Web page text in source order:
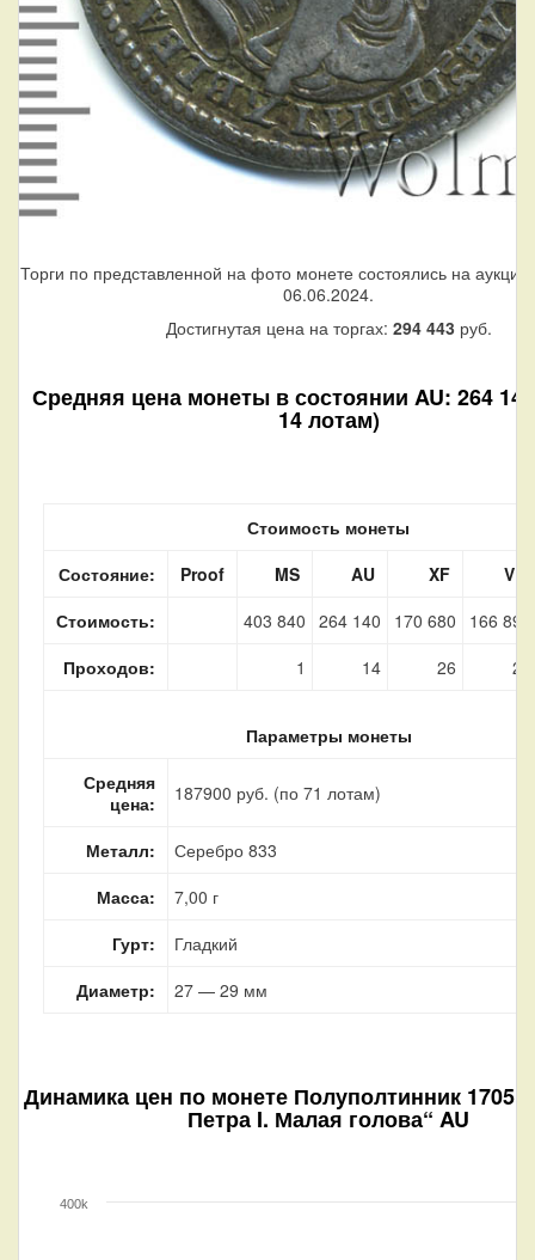
Торги по представленной на фото монете состоялись на
06.06.2024.
Достигнутая цена на торгах: 294 443 руб.
Средняя цена монеты в состоянии AU: 264
14 лотам)
Стоимость монеты
Состояние:
Proof MS AU XF
VF
Стоимость:
403 840 264 140 170 680
166 890
Проходов:
1 14 26 28
Параметры монеты
Средняя
цена:
187900 руб. (по 71 лотам)
Металл:
Серебро 833
Масса:
7,00 г
Гурт:
Гладкий
Диаметр:
27 — 29 мм
Динамика цен по монете Полуполтинник 1705 -
Петра I. Малая голова“ AU
400k